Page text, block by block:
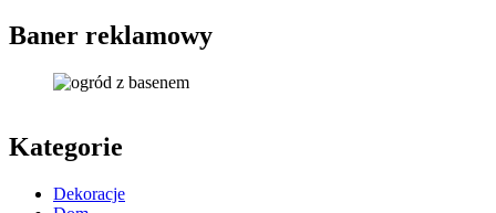
Baner reklamowy
Kategorie
Dekoracje